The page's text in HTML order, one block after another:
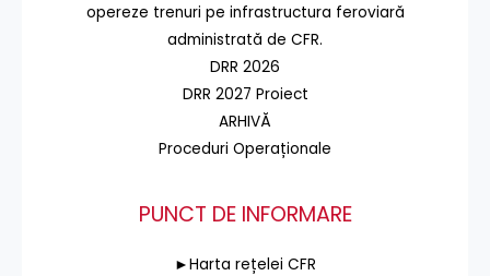
opereze trenuri pe infrastructura feroviară
administrată de CFR.
DRR 2026
DRR 2027 Proiect
ARHIVĂ
Proceduri Operaționale
PUNCT DE INFORMARE
►Harta rețelei CFR